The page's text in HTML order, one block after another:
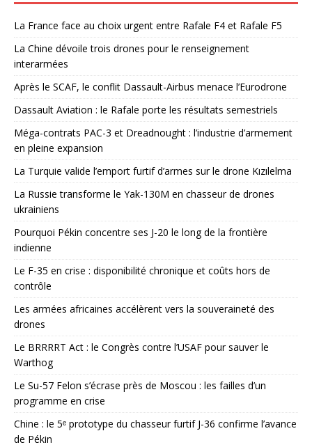
La France face au choix urgent entre Rafale F4 et Rafale F5
La Chine dévoile trois drones pour le renseignement
interarmées
Après le SCAF, le conflit Dassault-Airbus menace l’Eurodrone
Dassault Aviation : le Rafale porte les résultats semestriels
Méga-contrats PAC-3 et Dreadnought : l’industrie d’armement
en pleine expansion
La Turquie valide l’emport furtif d’armes sur le drone Kızılelma
La Russie transforme le Yak-130M en chasseur de drones
ukrainiens
Pourquoi Pékin concentre ses J-20 le long de la frontière
indienne
Le F-35 en crise : disponibilité chronique et coûts hors de
contrôle
Les armées africaines accélèrent vers la souveraineté des
drones
Le BRRRRT Act : le Congrès contre l’USAF pour sauver le
Warthog
Le Su-57 Felon s’écrase près de Moscou : les failles d’un
programme en crise
Chine : le 5ᵉ prototype du chasseur furtif J-36 confirme l’avance
de Pékin